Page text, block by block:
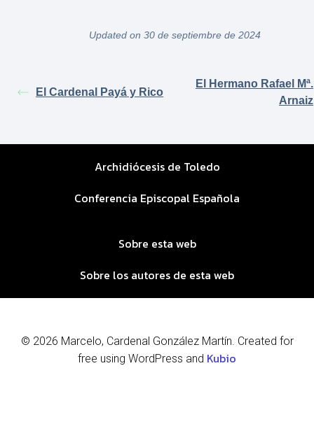
Updated on 30 de septiembre de 2024
El Cardenal Payá y Rico
El Hermano Rafael Mª.
Arnaiz
Archidiócesis de Toledo
Conferencia Episcopal Española
Sobre esta web
Sobre los autores de esta web
© 2026 Marcelo, Cardenal González Martín. Created for
free using WordPress and Kubio